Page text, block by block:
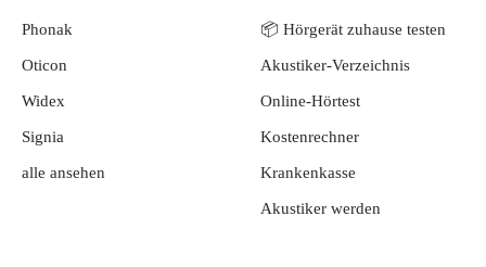
Phonak
Oticon
Widex
Signia
alle ansehen
📦 Hörgerät zuhause testen
Akustiker-Verzeichnis
Online-Hörtest
Kostenrechner
Krankenkasse
Akustiker werden